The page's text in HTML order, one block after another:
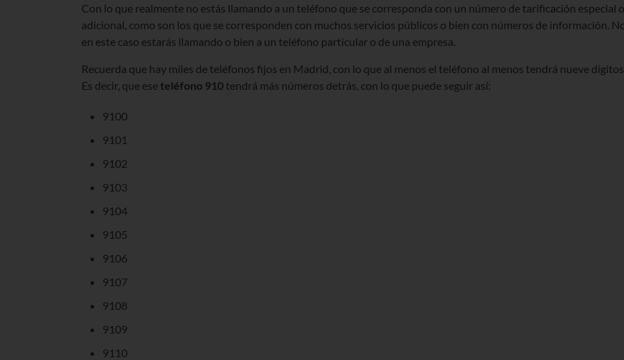
Con lo que realmente no estás llamando a un teléfono que se corresponda con un número de tarificación especial o
adicional, como son los que se corresponden con muchos servicios públicos o bien con números de información.
en este caso estarás llamando o bien a un teléfono particular o de una empresa.
Recuerda que hay miles de teléfonos fijos en Madrid, con lo que al menos el teléfono al menos tendrá nueve
Es decir, que ese teléfono 910 tendrá más números detrás, con lo que puede seguir así:
9100
9101
9102
9103
9104
9105
9106
9107
9108
9109
9110